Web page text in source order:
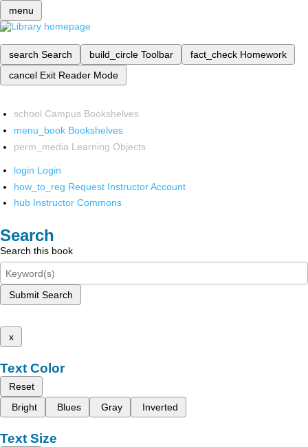
menu
search Search build_circle Toolbar fact_check Homework
cancel Exit Reader Mode
school Campus Bookshelves
menu_book Bookshelves
perm_media Learning Objects
login Login
how_to_reg Request Instructor Account
hub Instructor Commons
Search
Search this book
Submit Search
x
Text Color
Reset
Bright
Blues Gray Inverted
Text Size